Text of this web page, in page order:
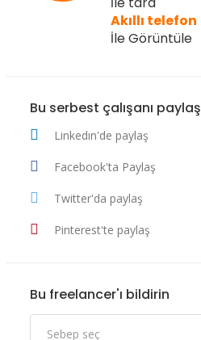
Akıllı telefon
İle Görüntüle
Bu serbest çalışanı paylaş
Linkedın'de paylaş
Facebook'ta Paylaş
Twitter'da paylaş
Pinterest'te paylaş
Bu freelancer'ı bildirin